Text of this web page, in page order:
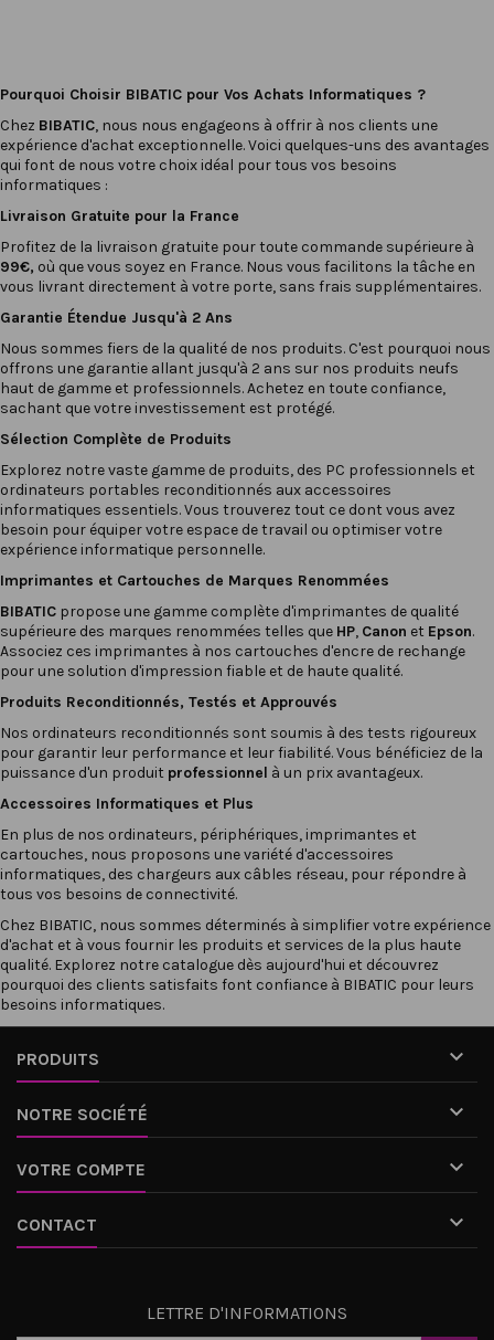
Pourquoi Choisir BIBATIC pour Vos Achats Informatiques ?
Chez BIBATIC, nous nous engageons à offrir à nos clients une
expérience d'achat exceptionnelle. Voici quelques-uns des avantages
qui font de nous votre choix idéal pour tous vos besoins
informatiques :
Livraison Gratuite pour la France
Profitez de la livraison gratuite pour toute commande supérieure à
99€, où que vous soyez en France. Nous vous facilitons la tâche en
vous livrant directement à votre porte, sans frais supplémentaires.
Garantie Étendue Jusqu'à 2 Ans
Nous sommes fiers de la qualité de nos produits. C'est pourquoi nous
offrons une garantie allant jusqu'à 2 ans sur nos produits neufs
haut de gamme et professionnels. Achetez en toute confiance,
sachant que votre investissement est protégé.
Sélection Complète de Produits
Explorez notre vaste gamme de produits, des PC professionnels et
ordinateurs portables reconditionnés aux accessoires
informatiques essentiels. Vous trouverez tout ce dont vous avez
besoin pour équiper votre espace de travail ou optimiser votre
expérience informatique personnelle.
Imprimantes et Cartouches de Marques Renommées
BIBATIC propose une gamme complète d'imprimantes de qualité
supérieure des marques renommées telles que HP, Canon et Epson.
Associez ces imprimantes à nos cartouches d'encre de rechange
pour une solution d'impression fiable et de haute qualité.
Produits Reconditionnés, Testés et Approuvés
Nos ordinateurs reconditionnés sont soumis à des tests rigoureux
pour garantir leur performance et leur fiabilité. Vous bénéficiez de la
puissance d'un produit professionnel à un prix avantageux.
Accessoires Informatiques et Plus
En plus de nos ordinateurs, périphériques, imprimantes et
cartouches, nous proposons une variété d'accessoires
informatiques, des chargeurs aux câbles réseau, pour répondre à
tous vos besoins de connectivité.
Chez BIBATIC, nous sommes déterminés à simplifier votre expérience
d'achat et à vous fournir les produits et services de la plus haute
qualité. Explorez notre catalogue dès aujourd'hui et découvrez
pourquoi des clients satisfaits font confiance à BIBATIC pour leurs
besoins informatiques.
PRODUITS 
NOTRE SOCIÉTÉ 
VOTRE COMPTE 
CONTACT 
LETTRE D'INFORMATIONS